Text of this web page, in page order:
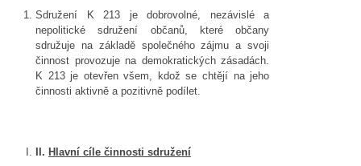
Sdružení K 213 je dobrovolné, nezávislé a
nepolitické sdružení občanů, které občany
sdružuje na základě společného zájmu a svoji
činnost provozuje na demokratických zásadách.
K 213 je otevřen všem, kdož se chtějí na jeho
činnosti aktivně a pozitivně podílet.
II. Hlavní cíle činnosti sdružení